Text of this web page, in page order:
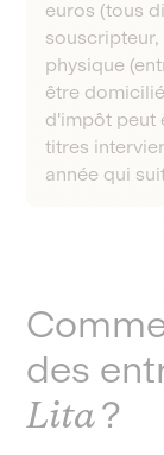
euros (tous
physique
être
d'impôt peut
titres
année qui
des
Lita?